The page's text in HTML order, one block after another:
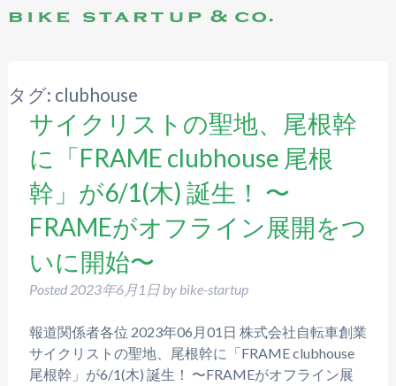
タグ: clubhouse
サイクリストの聖地、尾根幹
に「FRAME clubhouse 尾根
幹」が6/1(木) 誕生！ 〜
FRAMEがオフライン展開をつ
いに開始〜
Posted 2023年6月1日 by bike-startup
報道関係者各位 2023年06月01日 株式会社自転車創業
サイクリストの聖地、尾根幹に「FRAME clubhouse
尾根幹」が6/1(木) 誕生！ 〜FRAMEがオフライン展